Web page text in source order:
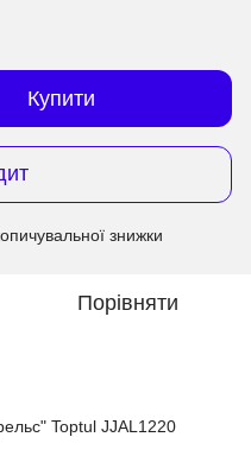
Купити
знижки
Порівняти
Toptul JJAL1220